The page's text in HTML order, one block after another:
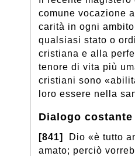
comune vocazione
carità in ogni
qualsiasi stato o
cristiana e alla
tenore di vita più
cristiani sono
loro essere nella
Dialogo
[841]
Dio «è tutto
amato; perciò